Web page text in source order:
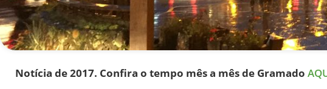
Notícia de 2017. Confira o tempo mês a mês de Gramado